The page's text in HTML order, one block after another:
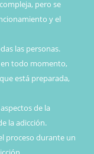
pero se
y el
las personas.
todo momento,
está preparada,
de la
la adicción.
proceso durante un